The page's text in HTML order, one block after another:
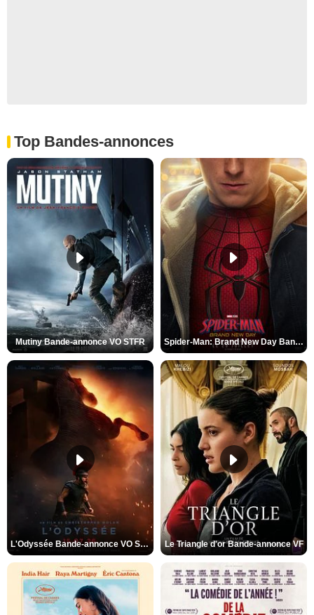
Top Bandes-annonces
Mutiny Bande-annonce VO STFR Spider-Man: Brand New Day Bande-annonce VO STFR
L'Odyssée Bande-annonce VO STFR Le Triangle d'or Bande-annonce VF